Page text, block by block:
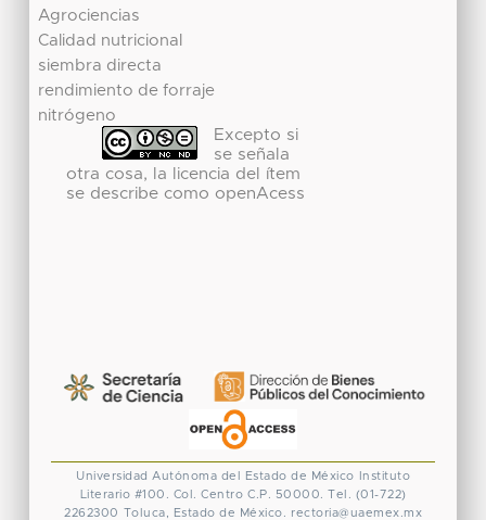
Agrociencias
Calidad nutricional
siembra directa
rendimiento de forraje
nitrógeno
Excepto si
se señala
otra cosa, la licencia del ítem
se describe como openAcess
Universidad Autónoma del Estado de México
Instituto
Literario #100. Col. Centro C.P. 50000. Tel. (01-722)
2262300 Toluca, Estado de México. rectoria@uaemex.mx